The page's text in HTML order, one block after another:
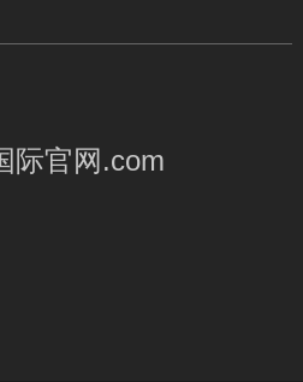
际官网.com